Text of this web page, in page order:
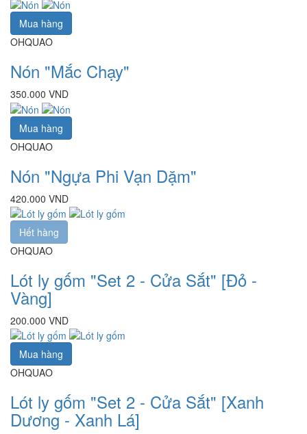
Mua hàng
OHQUAO
Nón "Mắc Chạy"
350.000 VND
Mua hàng
OHQUAO
Nón "Ngựa Phi Vạn Dặm"
420.000 VND
Hết hàng
OHQUAO
Lót ly gốm "Set 2 - Cửa Sắt" [Đỏ -
Vàng]
200.000 VND
Mua hàng
OHQUAO
Lót ly gốm "Set 2 - Cửa Sắt" [Xanh
Dương - Xanh Lá]